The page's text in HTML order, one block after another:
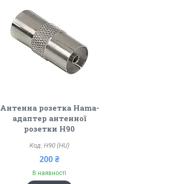
Антенна розетка Hama-
адаптер антенної
розетки H90
H90 (HU)
200 ₴
В наявності